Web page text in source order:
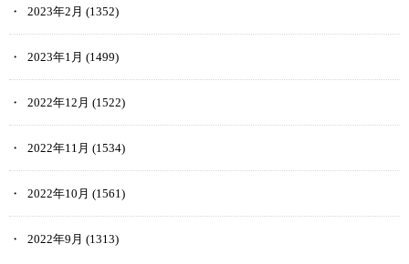
2023年2月 (1352)
2023年1月 (1499)
2022年12月 (1522)
2022年11月 (1534)
2022年10月 (1561)
2022年9月 (1313)